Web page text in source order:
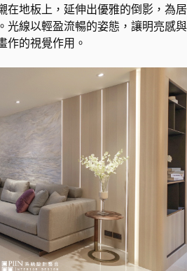
在地板上，延伸出優雅的倒影，為居
光線以輕盈流暢的姿態，讓明亮感與
作的視覺作用。